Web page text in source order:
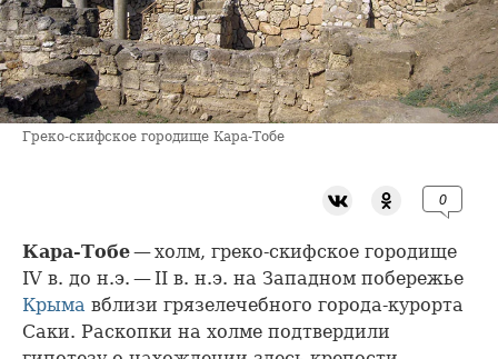
Греко-скифское городище Кара-Тобе
0
Кара-Тобе— холм, греко-скифское городище
IV в. до н.э. — II в. н.э. на Западном побережье
Крыма вблизи грязелечебного города-курорта
Саки. Раскопки на холме подтвердили